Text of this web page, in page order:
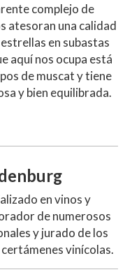
complejo de
atesoran una calidad
en subastas
aquí nos ocupa está
de muscat y tiene
y bien equilibrada.
en vinos y
de numerosos
y jurado de los
vinícolas.